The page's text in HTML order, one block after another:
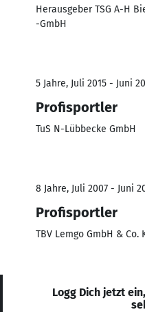
Herausgeber TSG A-H
-GmbH
5 Jahre, Juli 2015 - Juni
Profisportler
TuS N-Lübbecke GmbH
8 Jahre, Juli 2007 - Juni
Profisportler
TBV Lemgo GmbH & Co.
Logg Dich jetzt